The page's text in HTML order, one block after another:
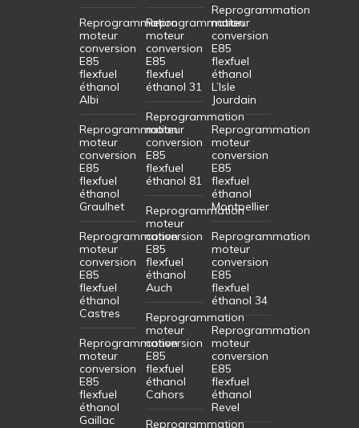
Reprogrammation
moteur
conversion
E85
flexfuel
éthanol
Albi
Reprogrammation
moteur
conversion
E85
flexfuel
éthanol
Graulhet
Reprogrammation
moteur
conversion
E85
flexfuel
éthanol
Castres
Reprogrammation
moteur
conversion
E85
flexfuel
éthanol
Gaillac
Reprogrammation
moteur
conversion
E85
flexfuel
éthanol 31
Reprogrammation
moteur
conversion
E85
flexfuel
éthanol 81
Reprogrammation
moteur
conversion
E85
flexfuel
éthanol
Auch
Reprogrammation
moteur
conversion
E85
flexfuel
éthanol
Cahors
Reprogrammation
Reprogrammation
moteur
conversion
E85
flexfuel
éthanol
L’Isle
Jourdain
Reprogrammation
moteur
conversion
E85
flexfuel
éthanol
Montpellier
Reprogrammation
moteur
conversion
E85
flexfuel
éthanol 34
Reprogrammation
moteur
conversion
E85
flexfuel
éthanol
Revel